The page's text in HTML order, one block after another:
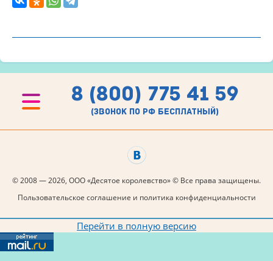
8 (800) 775 41 59
(звонок по рф бесплатный)
© 2008 — 2026, ООО «Десятое королевство» © Все права защищены.
Пользовательское соглашение и политика конфиденциальности
Перейти в полную версию